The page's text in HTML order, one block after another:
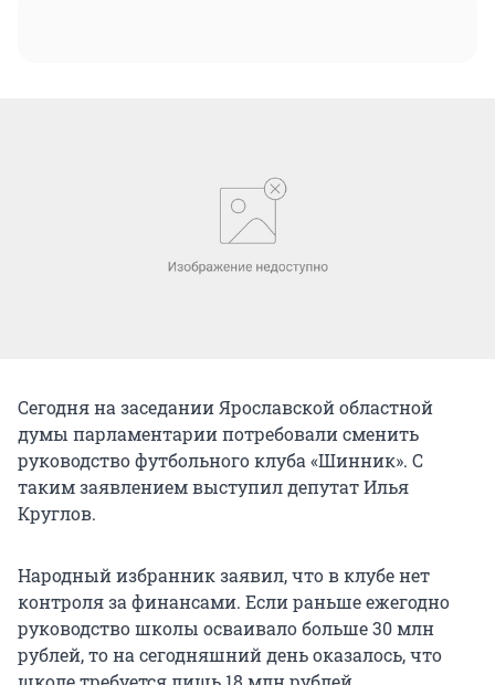
Сегодня на заседании Ярославской областной
думы парламентарии потребовали сменить
руководство футбольного клуба «Шинник». С
таким заявлением выступил депутат Илья
Круглов.
Народный избранник заявил, что в клубе нет
контроля за финансами. Если раньше ежегодно
руководство школы осваивало больше 30 млн
рублей, то на сегодняшний день оказалось, что